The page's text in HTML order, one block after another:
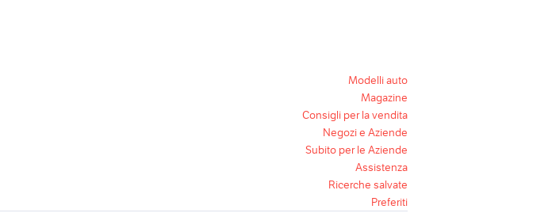
Modelli auto
Magazine
Consigli per la vendita
Negozi e Aziende
Subito per le Aziende
Assistenza
Ricerche salvate
Preferiti